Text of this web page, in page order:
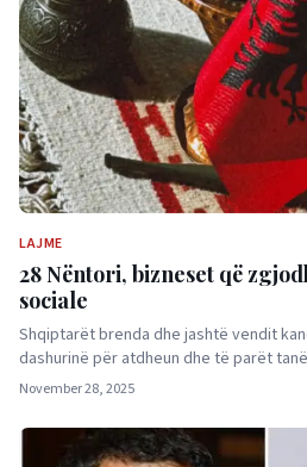
LAJME
28 Nëntori, bizneset që
sociale
Shqiptarët brenda dhe jashtë vendit
dashurinë për atdheun dhe të parët
November 28, 2025